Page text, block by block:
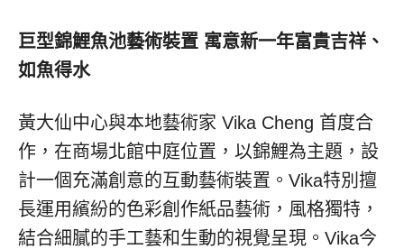
巨型錦鯉魚池藝術裝置 寓意新一年富貴吉祥、
如魚得水
黃大仙中心與本地藝術家 Vika Cheng 首度合
作，在商場北館中庭位置，以錦鯉為主題，設
計一個充滿創意的互動藝術裝置。Vika特別擅
長運用繽紛的色彩創作紙品藝術，風格獨特，
結合細膩的手工藝和生動的視覺呈現。Vika今